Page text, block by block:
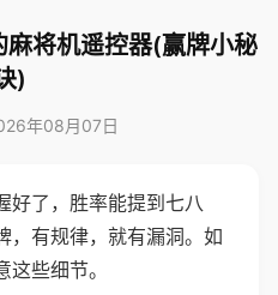
将机遥控器(赢牌小秘
)
年08月07日
好了，胜率能提到七八
，有规律，就有漏洞。如
些细节。